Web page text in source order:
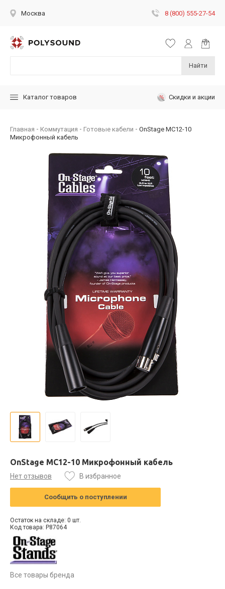
Москва 8 (800) 555-27-54
Найти
Каталог товаров Скидки и акции
Главная Коммутация Готовые кабели
OnStage MC12-10
Микрофонный кабель
OnStage MC12-10 Микрофонный кабель
Нет отзывов В избранное
Сообщить о поступлении
Остаток на складе: 0 шт.
Код товара: P87064
Все товары бренда